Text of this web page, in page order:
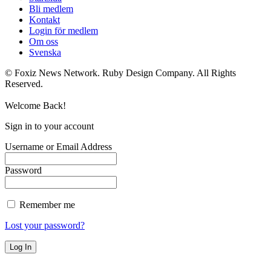
Bli medlem
Kontakt
Login för medlem
Om oss
Svenska
© Foxiz News Network. Ruby Design Company. All Rights
Reserved.
Welcome Back!
Sign in to your account
Username or Email Address
Password
Remember me
Lost your password?